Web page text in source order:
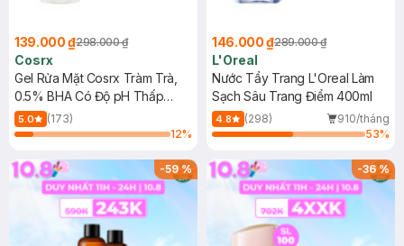
139.000 ₫298.000 ₫
Cosrx
Gel Rửa Mặt Cosrx Tràm Trà,
0.5% BHA Có Độ pH Thấp
150ml
5.0
(173)
12%
146.000 ₫289.000 ₫
L'Oreal
Nước Tẩy Trang L'Oreal Làm
Sạch Sâu Trang Điểm 400ml
4.8 (298)
910/tháng
53%
-59% -36%